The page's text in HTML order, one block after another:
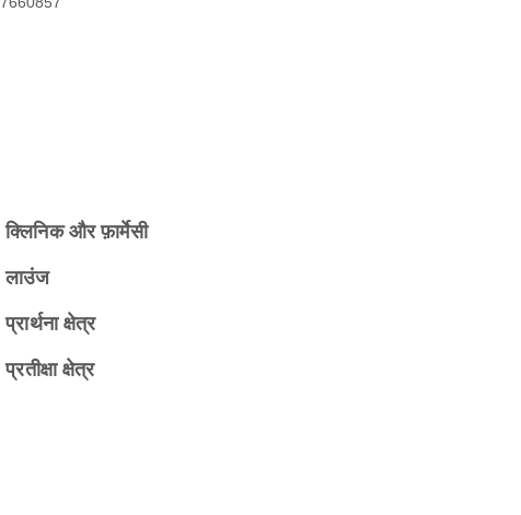
क्लिनिक और फ़ार्मेसी
लाउंज
प्रार्थना क्षेत्र
प्रतीक्षा क्षेत्र